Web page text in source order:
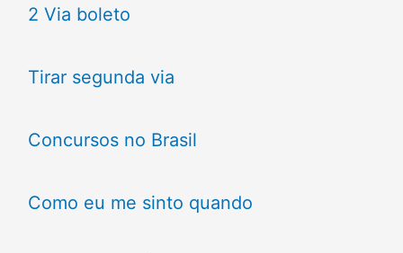
2 Via boleto
Tirar segunda via
Concursos no Brasil
Como eu me sinto quando